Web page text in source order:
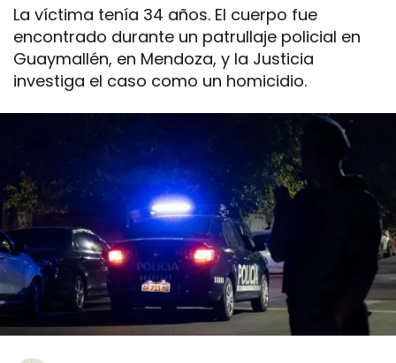
La víctima tenía 34 años. El cuerpo fue
encontrado durante un patrullaje policial en
Guaymallén, en Mendoza, y la Justicia
investiga el caso como un homicidio.